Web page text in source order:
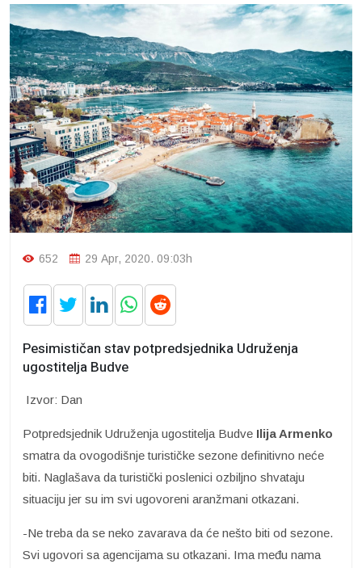
652 29 Apr, 2020. 09:03h
Pesimističan stav potpredsjednika Udruženja
ugostitelja Budve
Izvor: Dan
Potpredsjednik Udruženja ugostitelja Budve Ilija Armenko
smatra da ovogodišnje turističke sezone definitivno neće
biti. Naglašava da turistički poslenici ozbiljno shvataju
situaciju jer su im svi ugovoreni aranžmani otkazani.
-Ne treba da se neko zavarava da će nešto biti od sezone.
Svi ugovori sa agencijama su otkazani. Ima među nama